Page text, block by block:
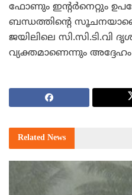
ഫോണും ഇന്റര്‍നെറ്റും
ബന്ധത്തിന്റെ
ജയിലിലെ സി.സി.ടി.വി
വ്യക്തമാണെന്നും
Related News